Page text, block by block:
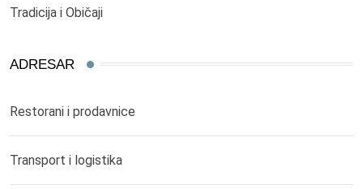
Tradicija i Običaji
ADRESAR
Restorani i prodavnice
Transport i logistika